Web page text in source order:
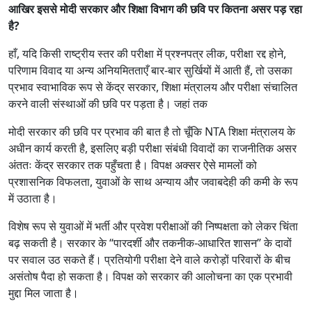
आखिर इससे मोदी सरकार और शिक्षा विभाग की छवि पर कितना असर पड़ रहा
है?
हाँ, यदि किसी राष्ट्रीय स्तर की परीक्षा में प्रश्नपत्र लीक, परीक्षा रद्द होने,
परिणाम विवाद या अन्य अनियमितताएँ बार-बार सुर्खियों में आती हैं, तो उसका
प्रभाव स्वाभाविक रूप से केंद्र सरकार, शिक्षा मंत्रालय और परीक्षा संचालित
करने वाली संस्थाओं की छवि पर पड़ता है। जहां तक
मोदी सरकार की छवि पर प्रभाव की बात है तो चूँकि NTA शिक्षा मंत्रालय के
अधीन कार्य करती है, इसलिए बड़ी परीक्षा संबंधी विवादों का राजनीतिक असर
अंततः केंद्र सरकार तक पहुँचता है। विपक्ष अक्सर ऐसे मामलों को
प्रशासनिक विफलता, युवाओं के साथ अन्याय और जवाबदेही की कमी के रूप
में उठाता है।
विशेष रूप से युवाओं में भर्ती और प्रवेश परीक्षाओं की निष्पक्षता को लेकर चिंता
बढ़ सकती है। सरकार के “पारदर्शी और तकनीक-आधारित शासन” के दावों
पर सवाल उठ सकते हैं। प्रतियोगी परीक्षा देने वाले करोड़ों परिवारों के बीच
असंतोष पैदा हो सकता है। विपक्ष को सरकार की आलोचना का एक प्रभावी
मुद्दा मिल जाता है।